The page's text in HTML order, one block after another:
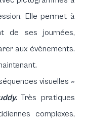
Elle permet à
de ses journées,
aux évènements.
visuelles »
.Très pratiques
complexes,